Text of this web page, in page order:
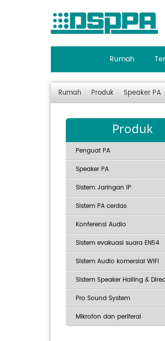
Rumah
Rumah Produk Speaker PA
Produk
Penguat PA
Speaker PA
Sistem Jaringan IP
Sistem PA cerdas
Konferensi Audio
Sistem evakuasi suara EN54
Sistem Audio komersial WiFi
Sistem Speaker Hailing &
Pro Sound System
Mikrofon dan periferal